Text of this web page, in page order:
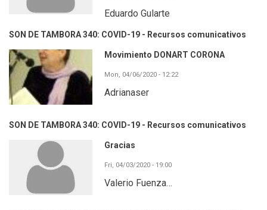
Eduardo Gularte
SON DE TAMBORA 340: COVID-19 - Recursos comunicativos
Movimiento DONART CORONA
Mon, 04/06/2020 - 12:22
Adrianaser
SON DE TAMBORA 340: COVID-19 - Recursos comunicativos
Gracias
Fri, 04/03/2020 - 19:00
Valerio Fuenza…